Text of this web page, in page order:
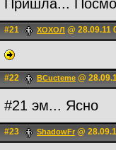
Пришла...
#21 ХОХОЛ @ 28.09.11
#22 BCucteme @
#21 эм... Ясно
#23 ShadowFr @